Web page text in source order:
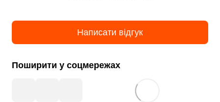
Написати відгук
Поширити у соцмережах